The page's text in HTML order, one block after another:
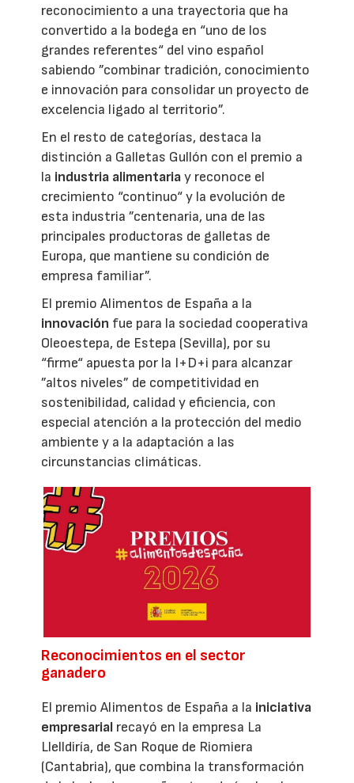
reconocimiento a una trayectoria que ha
convertido a la bodega en “uno de los
grandes referentes“ del vino español
sabiendo ”combinar tradición, conocimiento
e innovación para consolidar un proyecto de
excelencia ligado al territorio”.
En el resto de categorías, destaca la
distinción a Galletas Gullón con el premio a
la industria alimentariay reconoce el
crecimiento “continuo“ y la evolución de
esta industria ”centenaria, una de las
principales productoras de galletas de
Europa, que mantiene su condición de
empresa familiar”.
El premio Alimentos de España a la
innovación fue para la sociedad cooperativa
Oleoestepa, de Estepa (Sevilla), por su
“firme“ apuesta por la I+D+i para alcanzar
”altos niveles” de competitividad en
sostenibilidad, calidad y eficiencia, con
especial atención a la protección del medio
ambiente y a la adaptación a las
circunstancias climáticas.
Reconocimientos en el sector
ganadero
El premio Alimentos de España a la iniciativa
empresarial recayó en la empresa La
Llelldiría, de San Roque de Riomiera
(Cantabria), que combina la transformación